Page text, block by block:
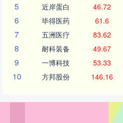
5 近岸蛋白 46.72
6 毕得医药 61.6
7 五洲医疗 83.62
8 耐科装备 49.67
9 一博科技 53.33
10 方邦股份 146.16